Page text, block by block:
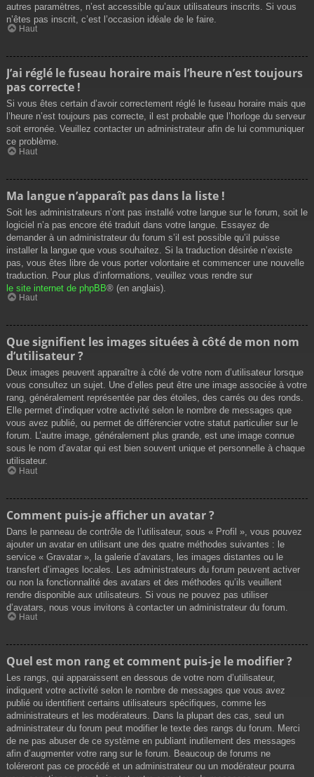
autres paramètres, n’est accessible qu’aux utilisateurs inscrits. Si vous
n’êtes pas inscrit, c’est l’occasion idéale de le faire.
Haut
J’ai réglé le fuseau horaire mais l’heure n’est toujours
pas correcte !
Si vous êtes certain d’avoir correctement réglé le fuseau horaire mais que
l’heure n’est toujours pas correcte, il est probable que l’horloge du serveur
soit erronée. Veuillez contacter un administrateur afin de lui communiquer
ce problème.
Haut
Ma langue n’apparaît pas dans la liste !
Soit les administrateurs n’ont pas installé votre langue sur le forum, soit le
logiciel n’a pas encore été traduit dans votre langue. Essayez de
demander à un administrateur du forum s’il est possible qu’il puisse
installer la langue que vous souhaitez. Si la traduction désirée n’existe
pas, vous êtes libre de vous porter volontaire et commencer une nouvelle
traduction. Pour plus d’informations, veuillez vous rendre sur
le site internet de phpBB® (en anglais).
Haut
Que signifient les images situées à côté de mon nom
d’utilisateur ?
Deux images peuvent apparaître à côté de votre nom d’utilisateur lorsque
vous consultez un sujet. Une d’elles peut être une image associée à votre
rang, généralement représentée par des étoiles, des carrés ou des ronds.
Elle permet d’indiquer votre activité selon le nombre de messages que
vous avez publié, ou permet de différencier votre statut particulier sur le
forum. L’autre image, généralement plus grande, est une image connue
sous le nom d’avatar qui est bien souvent unique et personnelle à chaque
utilisateur.
Haut
Comment puis-je afficher un avatar ?
Dans le panneau de contrôle de l’utilisateur, sous « Profil », vous pouvez
ajouter un avatar en utilisant une des quatre méthodes suivantes : le
service « Gravatar », la galerie d’avatars, les images distantes ou le
transfert d’images locales. Les administrateurs du forum peuvent activer
ou non la fonctionnalité des avatars et des méthodes qu’ils veuillent
rendre disponible aux utilisateurs. Si vous ne pouvez pas utiliser
d’avatars, nous vous invitons à contacter un administrateur du forum.
Haut
Quel est mon rang et comment puis-je le modifier ?
Les rangs, qui apparaissent en dessous de votre nom d’utilisateur,
indiquent votre activité selon le nombre de messages que vous avez
publié ou identifient certains utilisateurs spécifiques, comme les
administrateurs et les modérateurs. Dans la plupart des cas, seul un
administrateur du forum peut modifier le texte des rangs du forum. Merci
de ne pas abuser de ce système en publiant inutilement des messages
afin d’augmenter votre rang sur le forum. Beaucoup de forums ne
toléreront pas ce procédé et un administrateur ou un modérateur pourra